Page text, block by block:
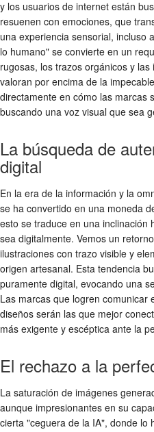
y los usuarios de internet están
resuenen con emociones, que
una experiencia sensorial, incluso
lo humano" se convierte en un
rugosas, los trazos orgánicos y
valoran por encima de la
directamente en cómo las marcas
buscando una voz visual que sea
La búsqueda de
digital
En la era de la información y la
se ha convertido en una moneda
esto se traduce en una inclinación
sea digitalmente. Vemos un
ilustraciones con trazo visible y
origen artesanal. Esta tendencia
puramente digital, evocando una
Las marcas que logren comunicar
diseños serán las que mejor
más exigente y escéptica ante la
El rechazo a la
La saturación de imágenes
aunque impresionantes en su
cierta "ceguera de la IA", donde lo